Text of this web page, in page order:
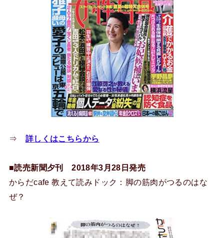
⇒ 詳しくはこちらから
■読売新聞夕刊 2018年3月28日発売
からだcafe 教えて読みドック：脚の筋肉がつるのはな
ぜ？